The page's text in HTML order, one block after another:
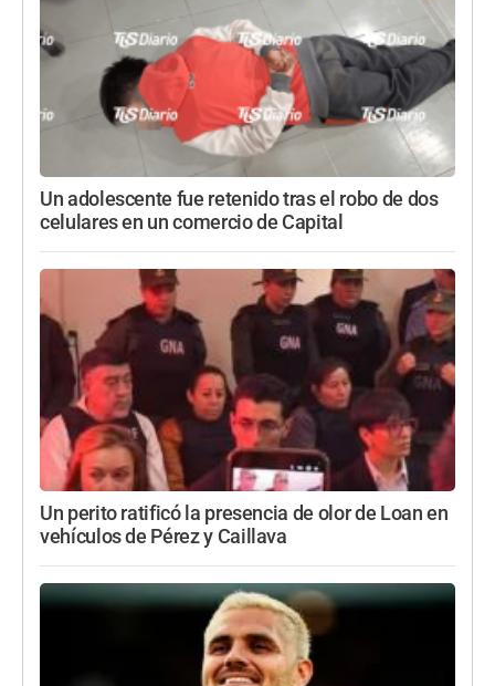
Un adolescente fue retenido tras el robo de dos
celulares en un comercio de Capital
Un perito ratificó la presencia de olor de Loan en
vehículos de Pérez y Caillava